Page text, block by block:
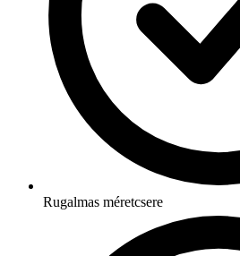
Rugalmas méretcsere